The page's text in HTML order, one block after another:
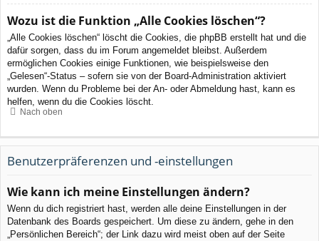
Wozu ist die Funktion „Alle Cookies löschen“?
„Alle Cookies löschen“ löscht die Cookies, die phpBB erstellt hat und die
dafür sorgen, dass du im Forum angemeldet bleibst. Außerdem
ermöglichen Cookies einige Funktionen, wie beispielsweise den
„Gelesen“-Status – sofern sie von der Board-Administration aktiviert
wurden. Wenn du Probleme bei der An- oder Abmeldung hast, kann es
helfen, wenn du die Cookies löscht.
Nach oben
Benutzerpräferenzen und -einstellungen
Wie kann ich meine Einstellungen ändern?
Wenn du dich registriert hast, werden alle deine Einstellungen in der
Datenbank des Boards gespeichert. Um diese zu ändern, gehe in den
„Persönlichen Bereich“; der Link dazu wird meist oben auf der Seite